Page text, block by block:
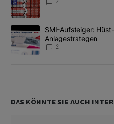
Ein Trendartikel mit dem Titel
SMI-Aufsteiger:
Anlagestrategen
2
DAS KÖNNTE SIE AUCH